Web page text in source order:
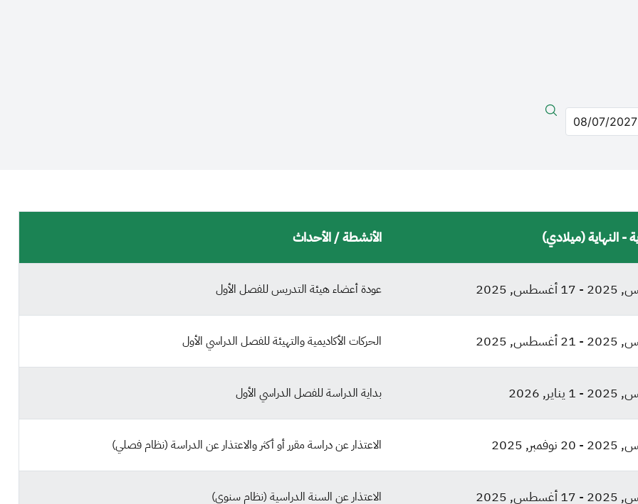
- النهاية (ميلادي) الأنشطة / الأحداث
- 17 أغسطس, 2025 عودة أعضاء هيئة التدريس للفصل الأول
- 21 أغسطس, 2025 الحركات الأكاديمية والتهيئة للفصل الدراسي الأول
- 1 يناير, 2026 بداية الدراسة للفصل الدراسي الأول
- 20 نوفمبر, 2025 الاعتذار عن دراسة مقرر أو أكثر والاعتذار عن الدراسة (نظام فصلي)
- 17 أغسطس, 2025 الاعتذار عن السنة الدراسية (نظام سنوي)